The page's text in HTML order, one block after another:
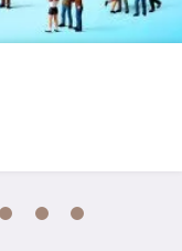
7 8 9